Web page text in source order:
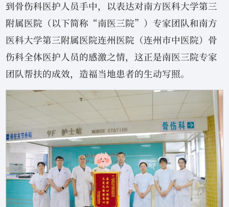
到骨伤科医护人员手中，以表达对南方医科大学第三
附属医院（以下简称“南医三院”）专家团队和南方
医科大学第三附属医院连州医院（连州市中医院）骨
伤科全体医护人员的感激之情，这正是南医三院专家
团队帮扶的成效，造福当地患者的生动写照。